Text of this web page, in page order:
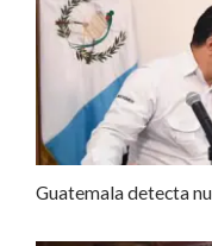
Guatemala detecta